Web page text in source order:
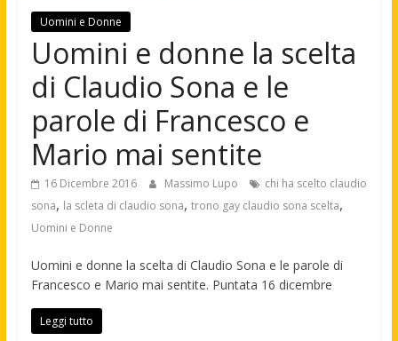
Uomini e Donne
Uomini e donne la scelta
di Claudio Sona e le
parole di Francesco e
Mario mai sentite
16 Dicembre 2016 Massimo Lupo
chi ha scelto claudio
sona, la scleta di claudio sona, trono gay claudio sona scelta,
Uomini e Donne
Uomini e donne la scelta di Claudio Sona e le parole di
Francesco e Mario mai sentite. Puntata 16 dicembre
Leggi tutto